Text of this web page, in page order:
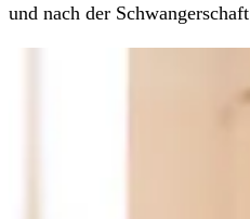
und nach der Schwangerschaft